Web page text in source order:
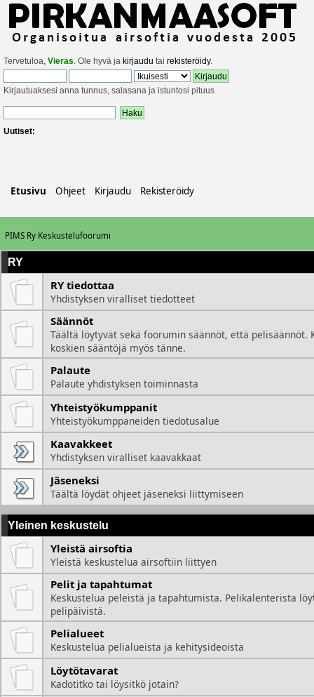
Tervetuloa, Vieras. Ole hyvä ja kirjaudu tai rekisteröidy.
Kirjautuaksesi anna tunnus, salasana ja istuntosi pituus
Uutiset:
Etusivu Ohjeet Kirjaudu Rekisteröidy
PIMS Ry Keskustelufoorumi
RY
RY tiedottaa
Yhdistyksen viralliset tiedotteet
Säännöt
Täältä löytyvät sekä foorumin säännöt, että pelisäännöt.
koskien sääntöjä myös tänne.
Palaute
Palaute yhdistyksen toiminnasta
Yhteistyökumppanit
Yhteistyökumppaneiden tiedotusalue
Kaavakkeet
Yhdistyksen viralliset kaavakkaat
Jäseneksi
Täältä löydät ohjeet jäseneksi liittymiseen
Yleinen keskustelu
Yleistä airsoftia
Yleistä keskustelua airsoftiin liittyen
Pelit ja tapahtumat
Keskustelua peleistä ja tapahtumista. Pelikalenterista
pelipäivistä.
Pelialueet
Keskustelua pelialueista ja kehitysideoista
Löytötavarat
Kadotitko tai löysitkö jotain?